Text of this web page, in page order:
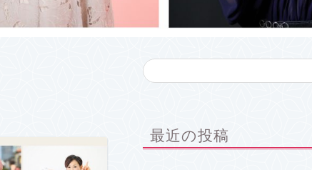
最近の投稿